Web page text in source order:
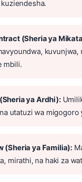
(Sheria ya
kuvunjwa,
mbili.
ya Ardhi):
utatuzi wa migogoro
(Sheria ya Familia):
mirathi, na haki za